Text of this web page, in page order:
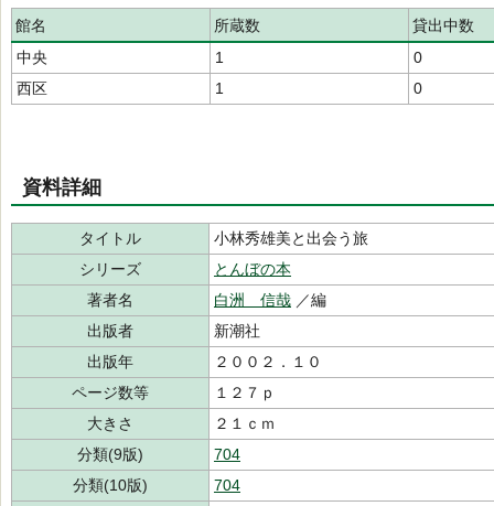
館名 所蔵数
貸出中数
中央
1
0
西区
1 0
資料詳細
タイトル
小林秀雄美と出会う旅
シリーズ
とんぼの本
著者名
白洲 信哉 ／編
出版者
新潮社
出版年
２００２．１０
ページ数等
１２７ｐ
大きさ
２１ｃｍ
分類(9版)
704
分類(10版)
704